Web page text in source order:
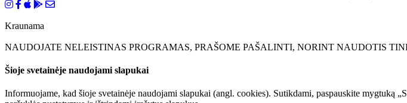
Kraunama
NAUDOJATE NELEISTINAS PROGRAMAS, PRAŠOME PAŠALINTI, NORINT NAUDOTIS
Šioje svetainėje naudojami slapukai
Informuojame, kad šioje svetainėje naudojami slapukai (angl. cookies). Sutikdami, paspauskite mygtuką